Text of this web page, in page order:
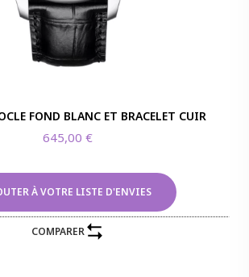
FOND BLANC ET BRACELET CUIR
645,00€
À VOTRE LISTE D'ENVIES
COMPARER